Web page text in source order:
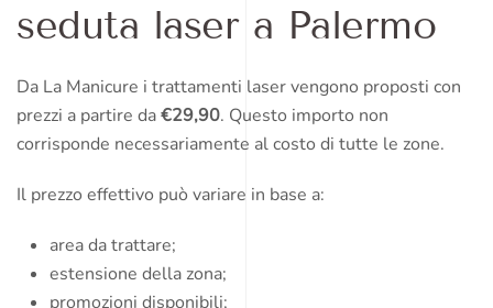
seduta laser a Palermo
Da La Manicure i trattamenti laser vengono proposti con
prezzi a partire da€29,90. Questo importo non
corrisponde necessariamente al costo di tutte le zone.
Il prezzo effettivo può variare in base a:
area da trattare;
estensione della zona;
promozioni disponibili;